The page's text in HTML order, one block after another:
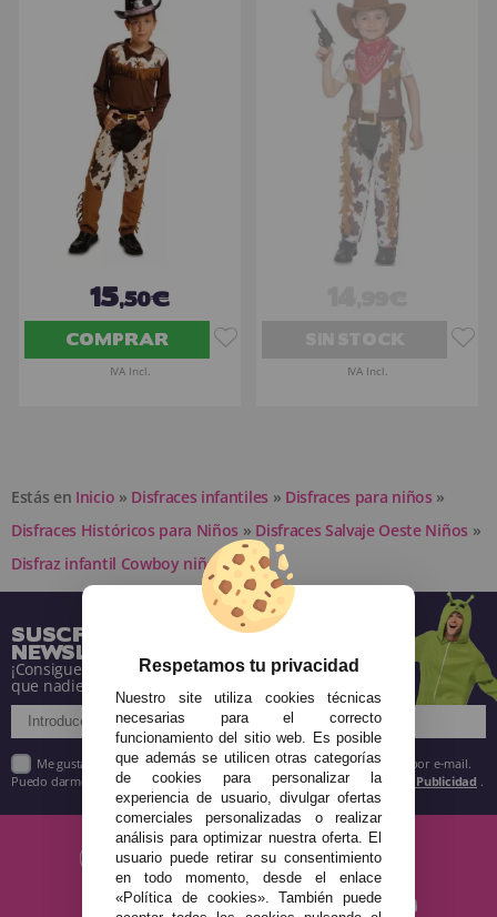
15,50€
COMPRAR
IVA Incl. IVA Incl.
Estás en Inicio » Disfraces infantiles » Disfraces para niños »
Disfraces Históricos para Niños » Disfraces Salvaje Oeste Niños »
Disfraz infantil Cowboy niño.
SUSCRÍBETE A NUESTRA
NEWSLETTER
¡Consigue descuentos y entérate de todo antes
que nadie!
Me gustaría recibir descuentos exclusivos, novedades y tendencias por e-mail.
Puedo darme de baja cuando quiera según lo recogido en la Política de Publicidad .
Respetamos tu privacidad
Nuestro site utiliza cookies técnicas
necesarias para el correcto
funcionamiento del sitio web. Es posible
que además se utilicen otras categorías
de cookies para personalizar la
experiencia de usuario, divulgar ofertas
comerciales personalizadas o realizar
análisis para optimizar nuestra oferta. El
usuario puede retirar su consentimiento
en todo momento, desde el enlace
«Política de cookies». También puede